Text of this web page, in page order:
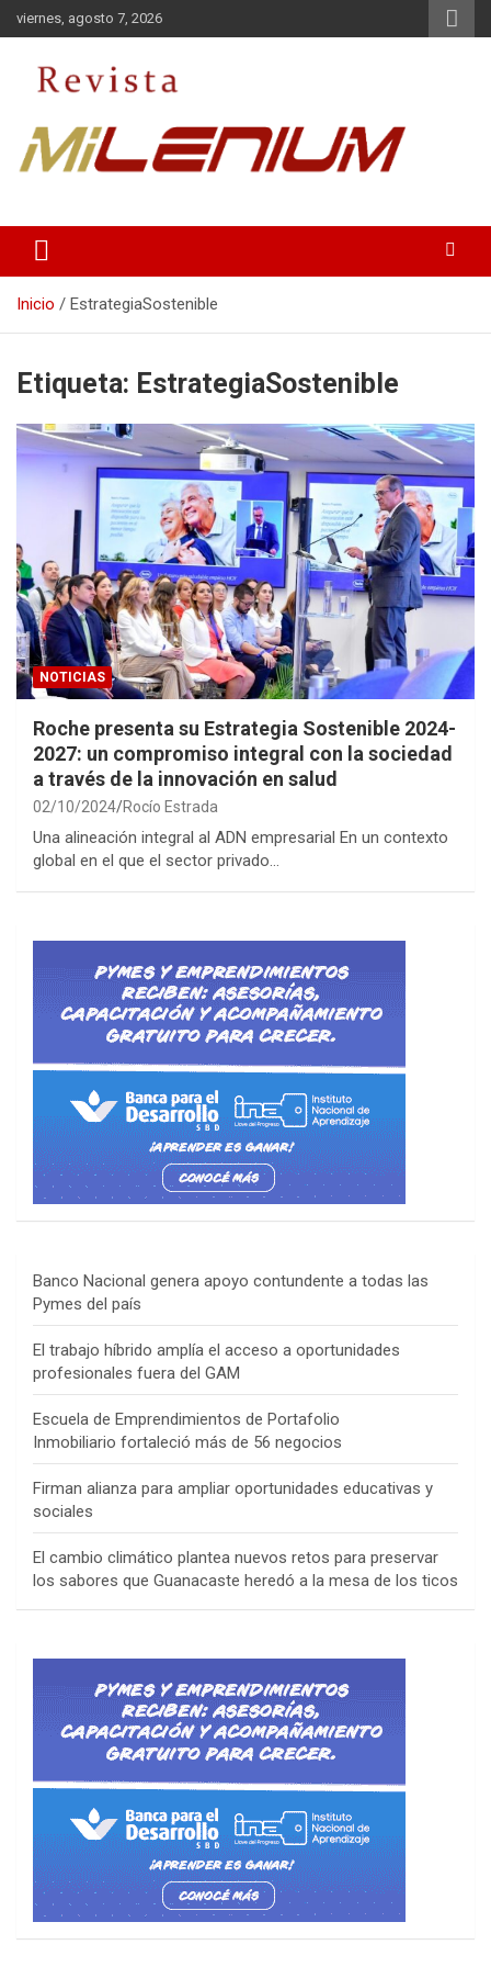
Saltar
al
viernes, agosto 7, 2026
Inicio EstrategiaSostenible
Etiqueta: EstrategiaSostenible
NOTICIAS
Roche presenta su Estrategia Sostenible 2024-
2027: un compromiso integral con la sociedad
a través de la innovación en salud
02/10/2024 Rocío Estrada
Una alineación integral al ADN empresarial En un contexto
global en el que el sector privado…
Banco Nacional genera apoyo contundente a todas las
Pymes del país
El trabajo híbrido amplía el acceso a oportunidades
profesionales fuera del GAM
Escuela de Emprendimientos de Portafolio
Inmobiliario fortaleció más de 56 negocios
Firman alianza para ampliar oportunidades educativas y
sociales
El cambio climático plantea nuevos retos para preservar
los sabores que Guanacaste heredó a la mesa de los ticos